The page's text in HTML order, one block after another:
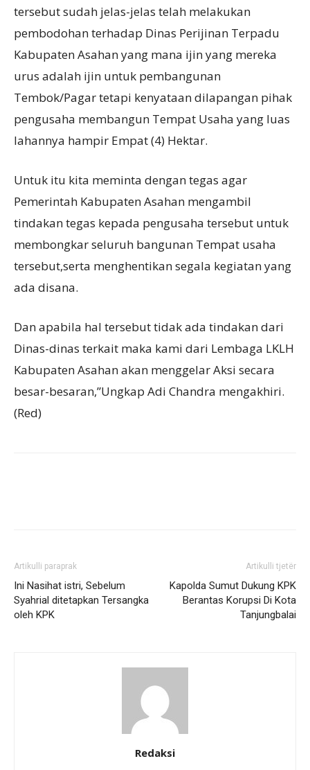
tersebut sudah jelas-jelas telah melakukan
pembodohan terhadap Dinas Perijinan Terpadu
Kabupaten Asahan yang mana ijin yang mereka
urus adalah ijin untuk pembangunan
Tembok/Pagar tetapi kenyataan dilapangan pihak
pengusaha membangun Tempat Usaha yang luas
lahannya hampir Empat (4) Hektar.
Untuk itu kita meminta dengan tegas agar
Pemerintah Kabupaten Asahan mengambil
tindakan tegas kepada pengusaha tersebut untuk
membongkar seluruh bangunan Tempat usaha
tersebut,serta menghentikan segala kegiatan yang
ada disana.
Dan apabila hal tersebut tidak ada tindakan dari
Dinas-dinas terkait maka kami dari Lembaga LKLH
Kabupaten Asahan akan menggelar Aksi secara
besar-besaran,”Ungkap Adi Chandra mengakhiri.
(Red)
Artikulli paraprak
Ini Nasihat istri, Sebelum
Syahrial ditetapkan Tersangka
oleh KPK
Artikulli tjetër
Kapolda Sumut Dukung KPK
Berantas Korupsi Di Kota
Tanjungbalai
Redaksi